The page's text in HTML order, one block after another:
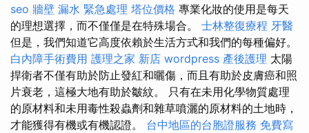
seo 牆壁 漏水 緊急處理 塔位價格 專業化妝的使用是每天
的理想選擇，而不僅僅是在特殊場合。 士林整復療程 牙醫
但是，我們知道它高度依賴於生活方式和我們的每種偏好。
白內障手術費用 護理之家 新店 wordpress 產後護理 太陽
捍衛者不僅有助於防止發紅和曬傷，而且有助於皮膚癌和照
片衰老，這極大地有助於皺紋。 只有在未用化學物質處理
的原材料和未用毒性殺蟲劑和雜草噴灑的原材料的土地時，
才能獲得有機或有機認證。 台中地區的台胞證服務 免費寫